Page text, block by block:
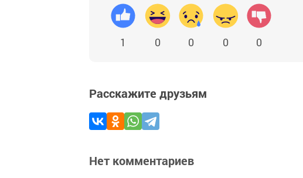
1 0 0 0 0
Расскажите друзьям
Нет комментариев